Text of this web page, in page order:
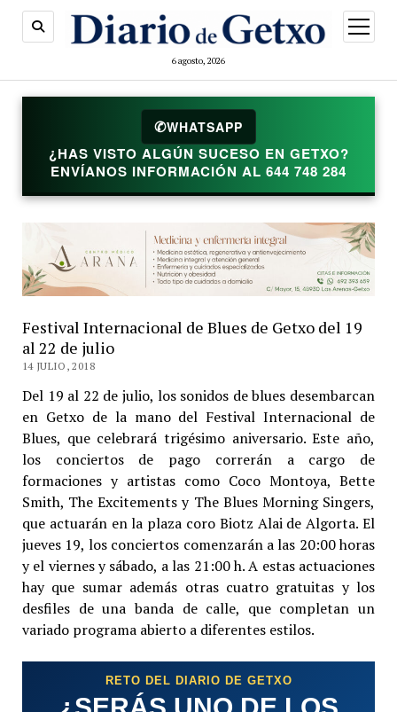
6 agosto, 2026
abrir
menú
✆WHATSAPP
¿HAS VISTO ALGÚN SUCESO EN GETXO?
ENVÍANOS INFORMACIÓN AL 644 748 284
Festival Internacional de Blues de Getxo del 19
al 22 de julio
14 JULIO, 2018
Del 19 al 22 de julio, los sonidos de blues desembarcan
en Getxo de la mano del Festival Internacional de
Blues, que celebrará trigésimo aniversario. Este año,
los conciertos de pago correrán a cargo de
formaciones y artistas como Coco Montoya, Bette
Smith, The Excitements y The Blues Morning Singers,
que actuarán en la plaza coro Biotz Alai de Algorta. El
jueves 19, los conciertos comenzarán a las 20:00 horas
y el viernes y sábado, a las 21:00 h. A estas actuaciones
hay que sumar además otras cuatro gratuitas y los
desfiles de una banda de calle, que completan un
variado programa abierto a diferentes estilos.
RETO DEL DIARIO DE GETXO